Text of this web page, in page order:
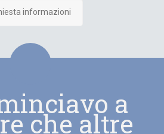
informazioni
a
che altre